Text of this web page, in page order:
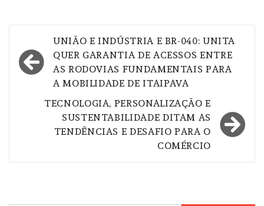
Navegação
de
Post
UNIÃO E INDÚSTRIA E BR-040: UNITA
QUER GARANTIA DE ACESSOS ENTRE
AS RODOVIAS FUNDAMENTAIS PARA
A MOBILIDADE DE ITAIPAVA
TECNOLOGIA, PERSONALIZAÇÃO E
SUSTENTABILIDADE DITAM AS
TENDÊNCIAS E DESAFIO PARA O
COMÉRCIO